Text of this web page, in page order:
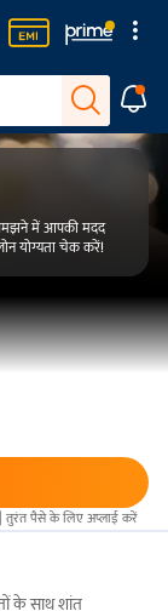
में आपकी मदद
योग्यता चेक करें!
तुरंत पैसे के लिए अप्लाई करें
के साथ शांत